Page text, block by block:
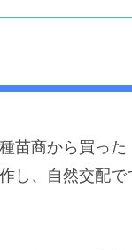
苗商から買っ
し、自然交配